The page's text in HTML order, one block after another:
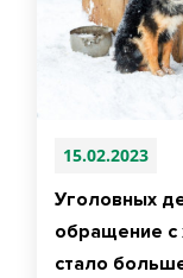
15.02.2023
Уголовных
обращение
стало